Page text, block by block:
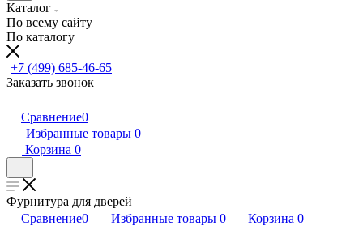
Каталог
По всему сайту
По каталогу
+7 (499) 685-46-65
Заказать звонок
Сравнение0
Избранные товары 0
Корзина 0
Фурнитура для дверей
Сравнение0 Избранные товары 0 Корзина 0